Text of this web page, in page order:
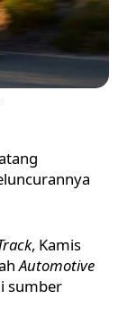
, Kamis
Automotive
sumber